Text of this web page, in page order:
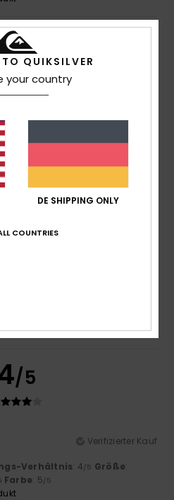
/5
zu finden, die mir gefällt
Verhältnis
Farbe: 5/5
/5
Verifizierter Kauf
Verhältnis: 4/5 Größe:
Farbe: 5/5
QUIKSILVER
your country
DE SHIPPING ONLY
COUNTRIES